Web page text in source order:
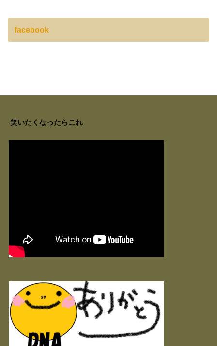
facebook
笑いたくなったらこれ